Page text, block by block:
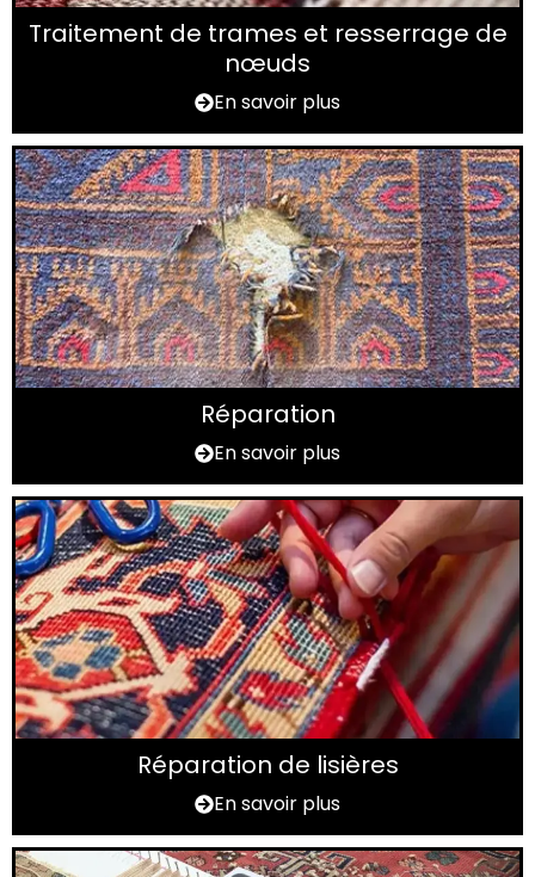
Traitement de trames et resserrage de
nœuds
En savoir plus
Réparation
En savoir plus
Réparation de lisières
En savoir plus